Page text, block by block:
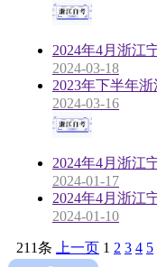
2024年4月浙江
2024-03-18
2023年下半年
2024-03-16
2024年4月浙江
2024-01-17
2024年4月浙江
2024-01-10
211条 上一页 1 2 3 4 5